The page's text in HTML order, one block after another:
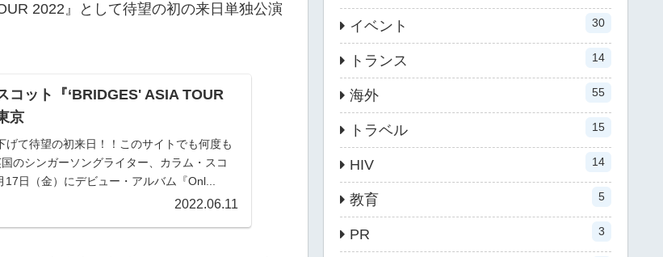
2022』として待望の初の来日単独公演
コット『‘BRIDGES' ASIA TOUR
京
て待望の初来日！！このサイトでも何度も
のシンガーソングライター、カラム・スコ
日（金）にデビュー・アルバム『Onl...
2022.06.11
イベント 30
トランス 14
海外 55
トラベル 15
HIV 14
教育 5
PR 3